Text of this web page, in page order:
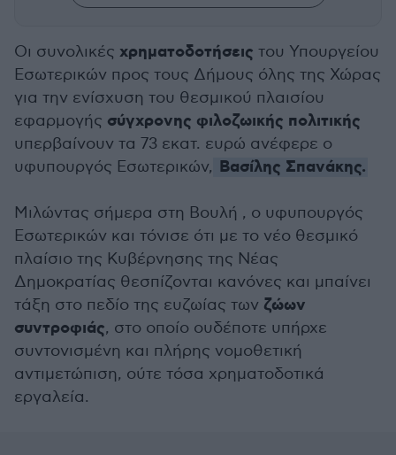
Οι συνολικές χρηματοδοτήσεις του Υπουργείου
Εσωτερικών προς τους Δήμους όλης της Χώρας
για την ενίσχυση του θεσμικού πλαισίου
εφαρμογής σύγχρονης φιλοζωικής πολιτικής
υπερβαίνουν τα 73 εκατ. ευρώ ανέφερε ο
υφυπουργός Εσωτερικών, Βασίλης Σπανάκης.
Mιλώντας σήμερα στη Βουλή , o υφυπουργός
Εσωτερικών και τόνισε ότι με το νέο θεσμικό
πλαίσιο της Κυβέρνησης της Νέας
Δημοκρατίας θεσπίζονται κανόνες και μπαίνει
τάξη στο πεδίο της ευζωίας των ζώων
συντροφιάς, στο οποίο ουδέποτε υπήρχε
συντονισμένη και πλήρης νομοθετική
αντιμετώπιση, ούτε τόσα χρηματοδοτικά
εργαλεία.